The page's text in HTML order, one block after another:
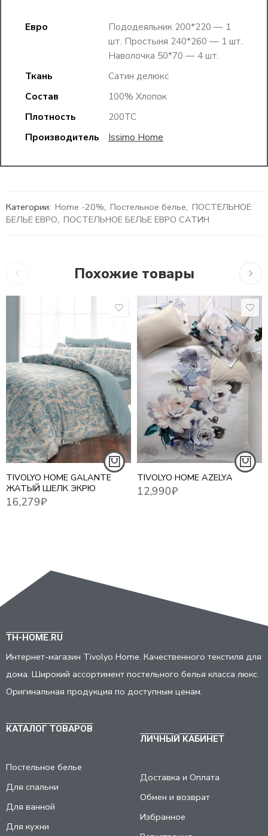
Евро
Пододеяльник 200*220 — 1
шт. Простыня 240*260 — 1 шт.
Наволочка 50*70 — 4 шт.
Ткань
Сатин делюкс
Состав
100% Хлопок
Плотность
200TC
Производитель
Issimo Home
Категории: Home -20%, Постельное белье, ПОСТЕЛЬНОЕ
БЕЛЬЕ ЕВРО, ПОСТЕЛЬНОЕ БЕЛЬЕ ЕВРО САТИН
Похожие товары
TIVOLYO HOME GALANTE
ЖАТЫЙ ШЕЛК ЭКРЮ
16,279₽
TIVOLYO HOME AZELYA
12,990₽
TH-HOME.RU
Интернет-магазин Tivolyo Home. Качественного текстиля для
дома. Широкий ассортимент постельного белья класса люкс.
Оригинальная продукция по доступным ценам.
КАТАЛОГ ТОВАРОВ
Постельное белье
Для спальни
Для ванной
Для кухни
ЛИЧНЫЙ КАБИНЕТ
Доставка и Оплата
Обмен и возврат
Избранное